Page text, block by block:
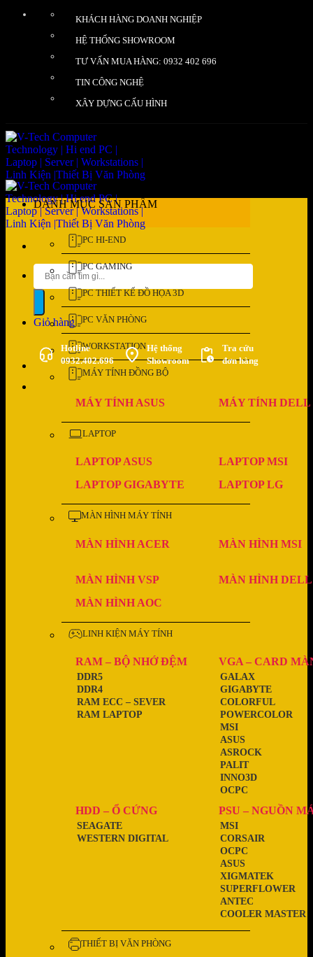
KHÁCH HÀNG DOANH NGHIỆP
HỆ THỐNG SHOWROOM
TƯ VẤN MUA HÀNG: 0932 402 696
TIN CÔNG NGHỆ
XÂY DỰNG CẤU HÌNH
Tìm
kiếm:
Giỏ hàng
Hotline
0932.402.696
Hệ thống
Showroom
Tra cứu
đơn hàng
DANH MỤC SẢN PHẨM
PC HI-END
PC GAMING
PC THIẾT KẾ ĐỒ HỌA 3D
PC VĂN PHÒNG
WORKSTATION
MÁY TÍNH ĐỒNG BỘ
MÁY TÍNH ASUS MÁY TÍNH DELL
LAPTOP
LAPTOP ASUS
LAPTOP MSI
LAPTOP GIGABYTE
LAPTOP LG
MÀN HÌNH MÁY TÍNH
MÀN HÌNH ACER MÀN HÌNH MSI
MÀN HÌNH VSP
MÀN HÌNH DELL
MÀN HÌNH AOC
LINH KIỆN MÁY TÍNH
RAM – BỘ NHỚ ĐỆM
RAM LAPTOP
RAM ECC – SEVER
DDR4
DDR5
VGA – CARD
OCPC
INNO3D
PALIT
ASROCK
ASUS
MSI
POWERCOLOR
COLORFUL
GIGABYTE
GALAX
HDD – Ổ CỨNG
WESTERN DIGITAL
SEAGATE
PSU – NGUỒN
COOLER MASTER
ANTEC
SUPERFLOWER
XIGMATEK
ASUS
OCPC
CORSAIR
MSI
THIẾT BỊ VĂN PHÒNG